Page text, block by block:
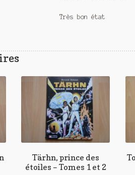
Très bon état
Tärhn, prince des
étoiles – Tomes 1 et 2